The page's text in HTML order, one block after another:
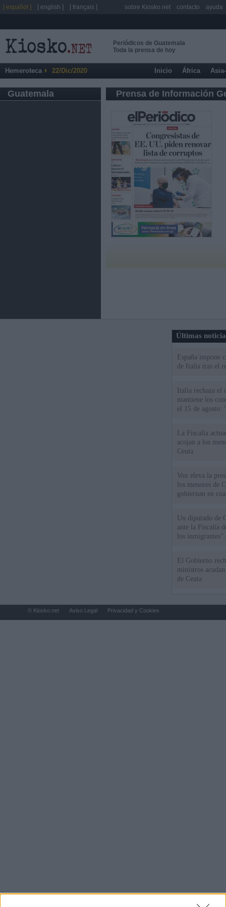
Periódicos de Guatemala
Toda la prensa de hoy
Hemeroteca 22/Dic/2020 Inicio África
Guatemala Prensa de Información
Últimas
España impone
de Italia tras el
Italia rechaza
mantiene los
el 15 de agosto:
La Fiscalía
acojan a los
Ceuta
Vox eleva la
los menores de
gobiernan en
Un diputado de
ante la Fiscalía
los inmigrantes”
El Gobierno
ministros
de Ceuta
[ español ] [ english ] [ français ] sobre Kiosko.net contacto ayuda
© Kiosko.net Aviso Legal Privacidad y Cookies